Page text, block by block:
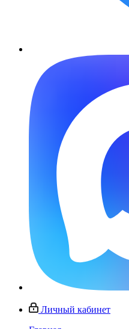
Личный кабинет